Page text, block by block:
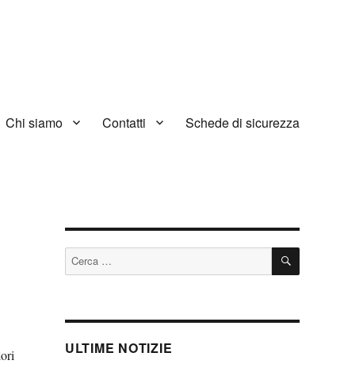
Chi siamo Contatti Schede di sicurezza
Cerca: CERCA
ULTIME NOTIZIE